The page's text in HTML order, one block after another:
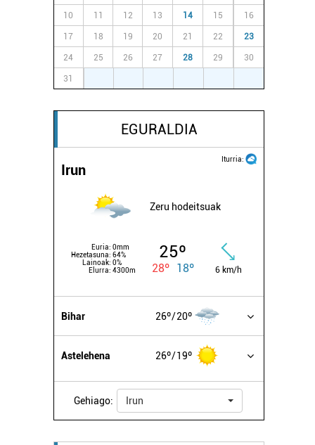
10 11 12 13 14 15 16
17 18 19 20 21 22 23
24 25 26 27 28 29 30
31
EGURALDIA
Iturria:
Irun
Zeru hodeitsuak
Euria: 0mm
Hezetasuna: 64%
Lainoak: 0%
Elurra: 4300m
25º
28º 18º 6 km/h
Bihar 26º 20º
Astelehena 26º 19º
Gehiago: Irun